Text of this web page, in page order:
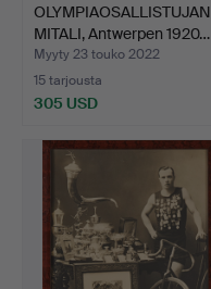
OLYMPIAOSALLISTUJAN
MITALI, Antwerpen 1920…
Myyty 23 touko 2022
15 tarjousta
305 USD